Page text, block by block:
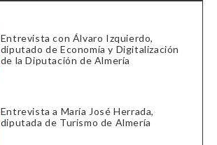
Entrevista con Álvaro Izquierdo,
diputado de Economía y Digitalización
de la Diputación de Almería
Entrevista a María José Herrada,
diputada de Turismo de Almería